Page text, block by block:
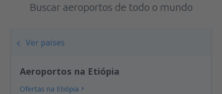
Buscar aeroportos de todo o mundo
Ver países
Aeroportos na Etiópia
Ofertas na Etiópia